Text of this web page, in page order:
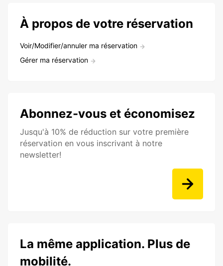
À propos de votre réservation
Voir/Modifier/annuler ma réservation
Gérer ma réservation
Abonnez-vous et économisez
Jusqu'à 10% de réduction sur votre première
réservation en vous inscrivant à notre
newsletter!
La même application. Plus de
mobilité.